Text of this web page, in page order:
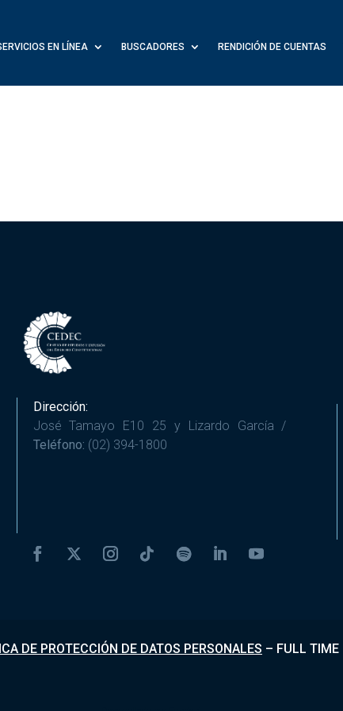
EN LÍNEA BUSCADORES RENDICIÓN DE CUENTAS
Dirección:
José Tamayo E10 25 y Lizardo García /
Teléfono: (02) 394-1800
DE PROTECCIÓN DE DATOS PERSONALES – FULL TIME